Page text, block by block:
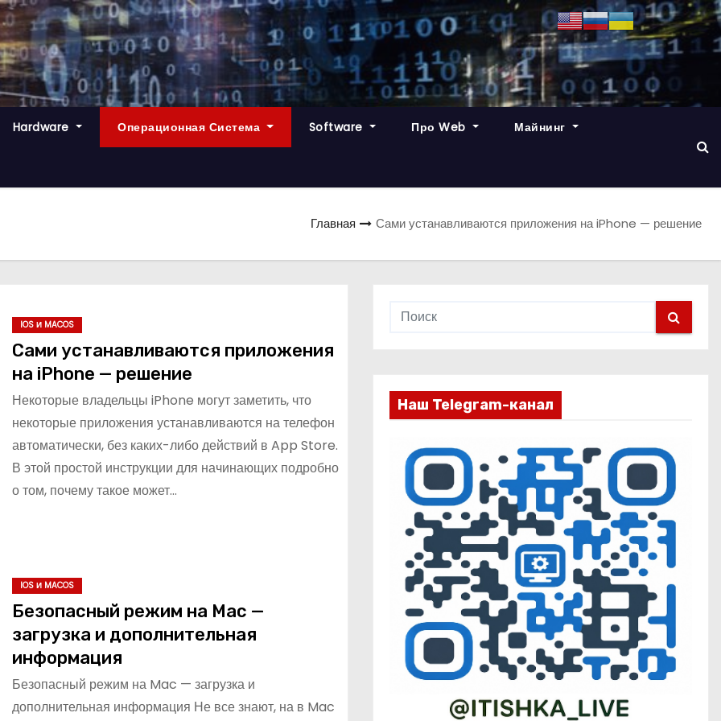
Hardware Операционная Система Software Про Web Майнинг
Главная Сами устанавливаются приложения на iPhone — решение
IOS И MACOS
Сами устанавливаются приложения
на iPhone — решение
Некоторые владельцы iPhone могут заметить, что
некоторые приложения устанавливаются на телефон
автоматически, без каких-либо действий в App Store.
В этой простой инструкции для начинающих подробно
о том, почему такое может…
IOS И MACOS
Безопасный режим на Mac —
загрузка и дополнительная
информация
Безопасный режим на Mac — загрузка и
дополнительная информация Не все знают, на в Mac
Наш Telegram-канал